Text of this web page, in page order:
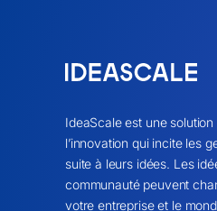
IdeaScale est une
l’innovation qui incite les
suite à leurs idées. Les
communauté peuvent
votre entreprise et le